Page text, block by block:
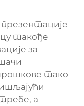
такође
за
тако
а